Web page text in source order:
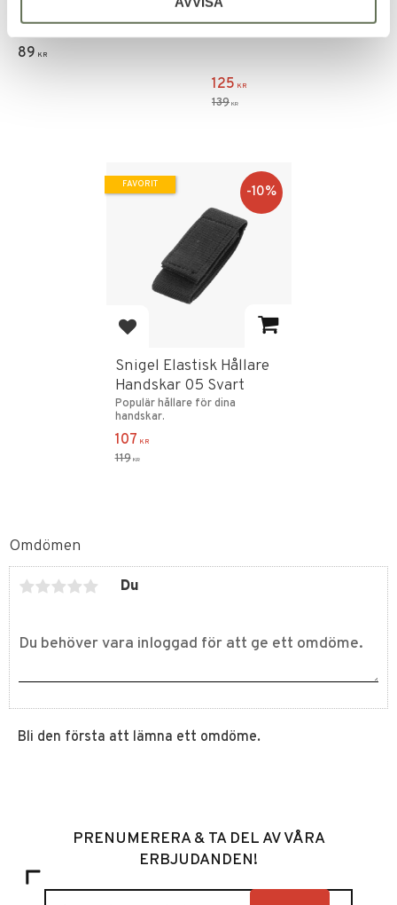
Omdömen
Du
Bli den första att lämna ett omdöme.
nötläder.
89 KR
125 KR
139 KR
Lägg till i favoriter
Snigel Elastisk Hållare
Handskar 05 Svart
Populär hållare för dina
handskar.
107 KR
119KR
10%
FAVORIT
PRENUMERERA & TA DEL AV VÅRA
ERBJUDANDEN!